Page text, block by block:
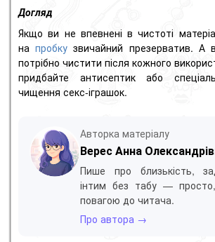
Догляд
Якщо ви не впевнені в чистоті
на пробку звичайний презерватив. А
потрібно чистити після кожного
придбайте антисептик або
чищення секс-іграшок.
Авторка матеріалу
Верес Анна
Пише про близькість,
інтим без табу —
повагою до читача.
Про автора →